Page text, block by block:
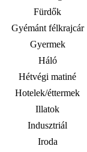
Fürdők
Gyémánt félkrajcár
Gyermek
Háló
Hétvégi matiné
Hotelek/éttermek
Illatok
Indusztriál
Iroda